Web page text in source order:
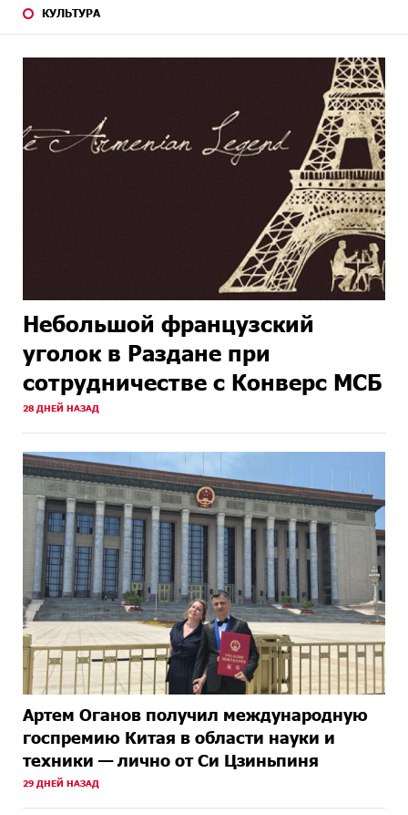
КУЛЬТУРА
Небольшой французский
уголок в Раздане при
сотрудничестве с Конверс МСБ
28 ДНЕЙ НАЗАД
Артем Оганов получил международную
госпремию Китая в области науки и
техники — лично от Си Цзиньпиня
29 ДНЕЙ НАЗАД